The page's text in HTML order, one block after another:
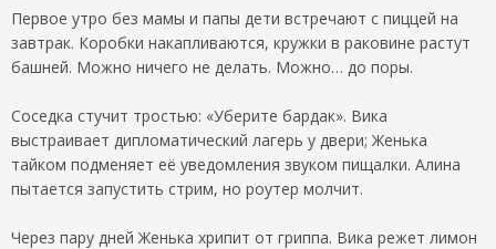
Первое утро без мамы и папы дети встречают с пиццей на
завтрак. Коробки накапливаются, кружки в раковине растут
башней. Можно ничего не делать. Можно… до поры.
Соседка стучит тростью: «Уберите бардак». Вика
выстраивает дипломатический лагерь у двери; Женька
тайком подменяет её уведомления звуком пищалки. Алина
пытается запустить стрим, но роутер молчит.
Через пару дней Женька хрипит от гриппа. Вика режет лимон